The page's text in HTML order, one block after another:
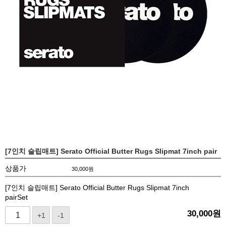
[7인치 슬립매트] Serato Official Butter Rugs Slipmat 7inch pair
상품가 30,000원
[7인치 슬립매트] Serato Official Butter Rugs Slipmat 7inch
pairSet
+1 -1 30,000원